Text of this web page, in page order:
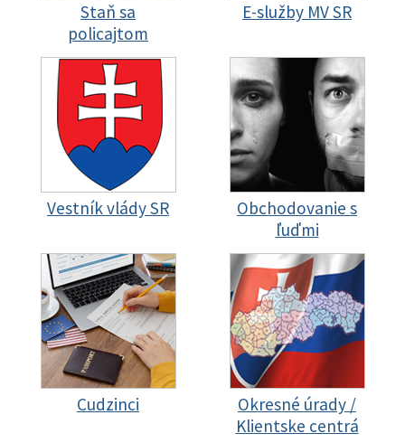
Staň sa
policajtom
E-služby MV SR
Vestník vlády SR
Obchodovanie s
ľuďmi
Cudzinci
Okresné úrady /
Klientske centrá